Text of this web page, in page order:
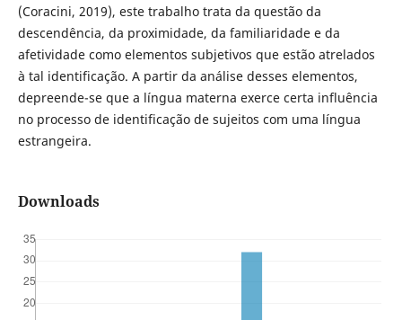
(Coracini, 2019), este trabalho trata da questão da
descendência, da proximidade, da familiaridade e da
afetividade como elementos subjetivos que estão atrelados
à tal identificação. A partir da análise desses elementos,
depreende-se que a língua materna exerce certa influência
no processo de identificação de sujeitos com uma língua
estrangeira.
Downloads